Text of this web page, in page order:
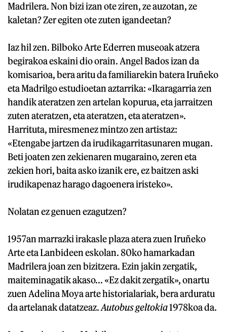
Madrilera. Non bizi izan ote ziren, ze auzotan, ze
kaletan? Zer egiten ote zuten igandeetan?
Iaz hil zen. Bilboko Arte Ederren museoak atzera
begirakoa eskaini dio orain. Angel Bados izan da
komisarioa, bera aritu da familiarekin batera Iruñeko
eta Madrilgo estudioetan aztarrika: «Ikaragarria zen
handik ateratzen zen artelan kopurua, eta jarraitzen
zuten ateratzen, eta ateratzen, eta ateratzen».
Harrituta, miresmenez mintzo zen artistaz:
«Etengabe jartzen da irudikagarritasunaren mugan.
Beti joaten zen zekienaren mugaraino, zeren eta
zekien hori, baita asko izanik ere, ez baitzen aski
irudikapenaz harago dagoenera iristeko».
Nolatan ez genuen ezagutzen?
1957an marrazki irakasle plaza atera zuen Iruñeko
Arte eta Lanbideen eskolan. 80ko hamarkadan
Madrilera joan zen bizitzera. Ezin jakin zergatik,
maiteminagatik akaso... «Ez dakit zergatik», onartu
zuen Adelina Moya arte historialariak, bera arduratu
da artelanak datatzeaz.Autobus geltokia1978koa da.